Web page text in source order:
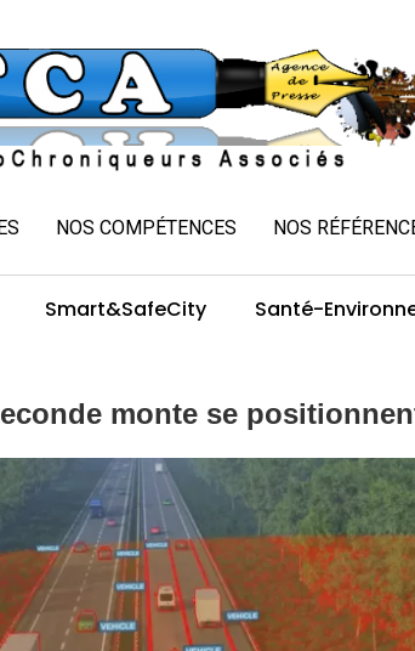
NOS COMPÉTENCES NOS
Smart&SafeCity Santé-
monte se